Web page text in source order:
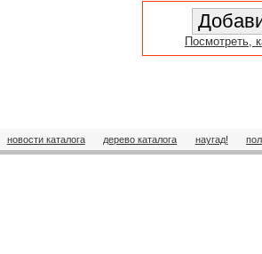
Посмотреть,
новости каталога дерево каталога наугад!